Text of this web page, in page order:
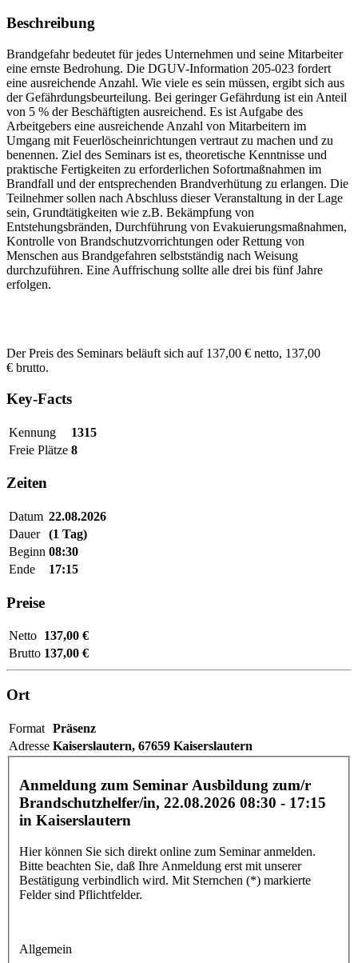
Beschreibung
Brandgefahr bedeutet für jedes Unternehmen und seine Mitarbeiter
eine ernste Bedrohung. Die DGUV-Information 205-023 fordert
eine ausreichende Anzahl. Wie viele es sein müssen, ergibt sich aus
der Gefährdungsbeurteilung. Bei geringer Gefährdung ist ein Anteil
von 5 % der Beschäftigten ausreichend. Es ist Aufgabe des
Arbeitgebers eine ausreichende Anzahl von Mitarbeitern im
Umgang mit Feuerlöscheinrichtungen vertraut zu machen und zu
benennen. Ziel des Seminars ist es, theoretische Kennt­nisse und
praktische Fertigkeiten zu erforderlichen Sofortmaßnahmen im
Brandfall und der ent­sprechenden Brandverhütung zu erlangen. Die
Teilnehmer sollen nach Abschluss dieser Veranstaltung in der Lage
sein, Grundtätigkeiten wie z.B. Bekämpfung von
Entstehungsbränden, Durchführung von Evakuierungsmaß­nahmen,
Kontrolle von Brandschutzvorrichtungen oder Rettung von
Menschen aus Brandgefahren selbstständig nach Weisung
durchzuführen. Eine Auffrischung sollte alle drei bis fünf Jahre
erfolgen.
Der Preis des Seminars beläuft sich auf 137,00 € netto, 137,00
€ brutto.
Key-Facts
Kennung
1315
Freie Plätze 8
Zeiten
Datum 22.08.2026
Dauer
(1 Tag)
Beginn 08:30
Ende
17:15
Preise
Netto 137,00 €
Brutto 137,00 €
Ort
Format Präsenz
Adresse Kaiserslautern, 67659 Kaiserslautern
Anmeldung zum Seminar Ausbildung zum/r
Brandschutzhelfer/in, 22.08.2026 08:30 - 17:15
in Kaiserslautern
Hier können Sie sich direkt online zum Seminar anmelden.
Bitte beachten Sie, daß Ihre Anmeldung erst mit unserer
Bestätigung verbindlich wird. Mit Sternchen (*) markierte
Felder sind Pflichtfelder.
Allgemein